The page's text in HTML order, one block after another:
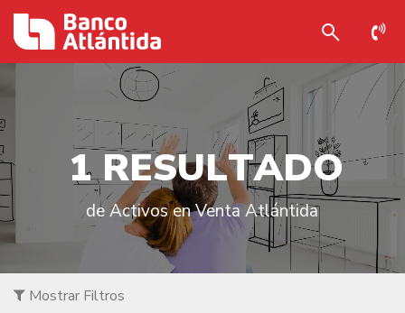
1 RESULTADO
de Activos en Venta Atlántida
Mostrar Filtros